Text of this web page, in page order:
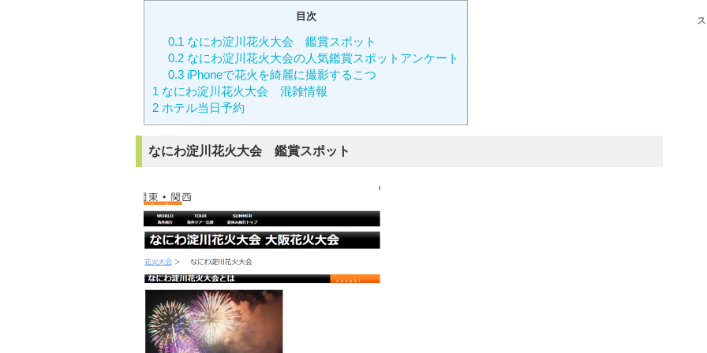
目次
0.1 なにわ淀川花火大会 鑑賞スポット
0.2なにわ淀川花火大会の人気鑑賞スポットアンケート
0.3iPhoneで花火を綺麗に撮影するこつ
1 なにわ淀川花火大会 混雑情報
2 ホテル当日予約
なにわ淀川花火大会 鑑賞スポット